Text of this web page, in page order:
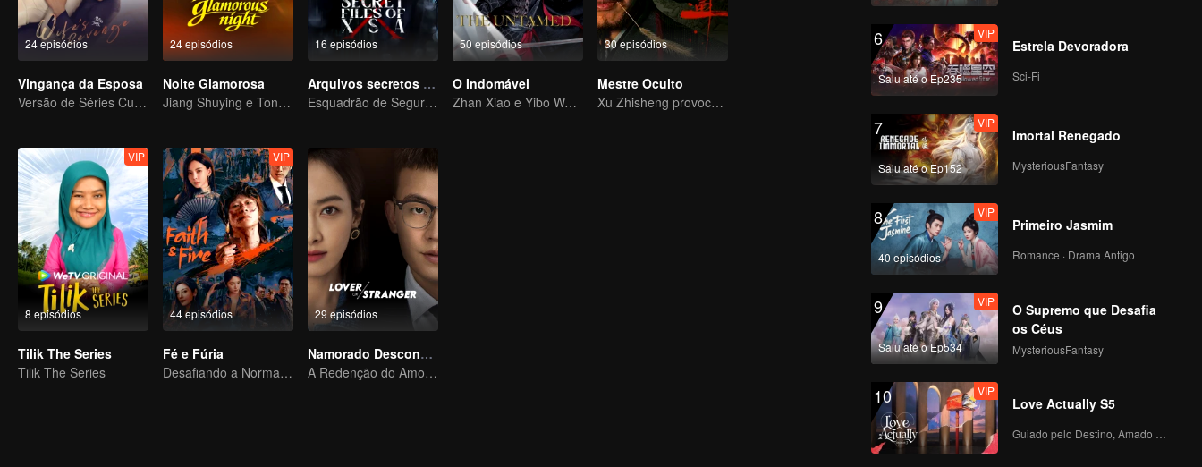
24 episódios
Vingança da Esposa
Versão de Séries Curtas “A Tentação de voltar para casa”
24 episódios
Noite Glamorosa
Jiang Shuying e Tong Dawei em um duelo de estratégias
16 episódios
Arquivos secretos de XSA
Esquadrão de Segurança Nacional Destrói Conspiração de Espionagem
50 episódios
O Indomável
Zhan Xiao e Yibo Wang, como protagonistas, lideram o elenco dos atores bonitos
30 episódios
Mestre Oculto
Xu Zhisheng provoca uma tempestade hilariante no mundo marcial
8 episódios
VIP
Tilik The Series
Tilik The Series
44 episódios
VIP
Fé e Fúria
Desafiando a Norma: A Guerra de Espionagem Nada Convencional
29 episódios
Namorado Desconhecido
A Redenção do Amor de Song Qian e Ou Hao
6
Saiu até o Ep235
VIP
Estrela Devoradora
Sci-Fi
7
Saiu até o Ep152
VIP
Imortal Renegado
MysteriousFantasy
8
40 episódios
VIP
Primeiro Jasmim
Romance · Drama Antigo
9
Saiu até o Ep534
VIP
O Supremo que Desafia
os Céus
MysteriousFantasy
10 VIP
Love Actually S5